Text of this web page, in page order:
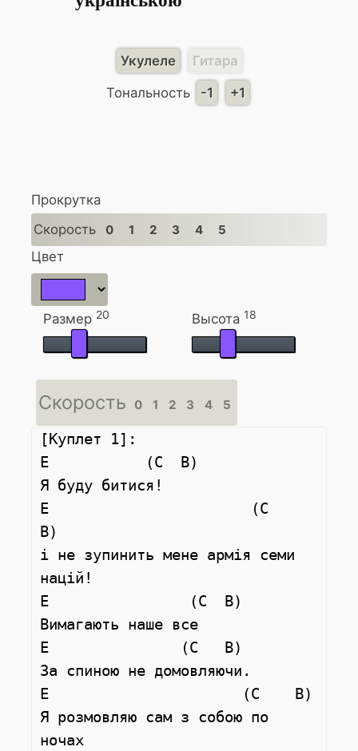
Укулеле
Гитара
Тональность
-1 +1
Прокрутка
Скорость
0 1 2 3 4 5
Цвет
Размер 20 Высота 18
Скорость 0 1 2 3 4 5
[Куплет 1]:
E           (C  B)
Я буду битися!
E                       (C
B)
і не зупинить мене армія семи
націй!
E                (C  B)
Вимагають наше все
E               (C   B)
За спиною не домовляючи.
E                      (C    B)
Я розмовляю сам з собою по
ночах